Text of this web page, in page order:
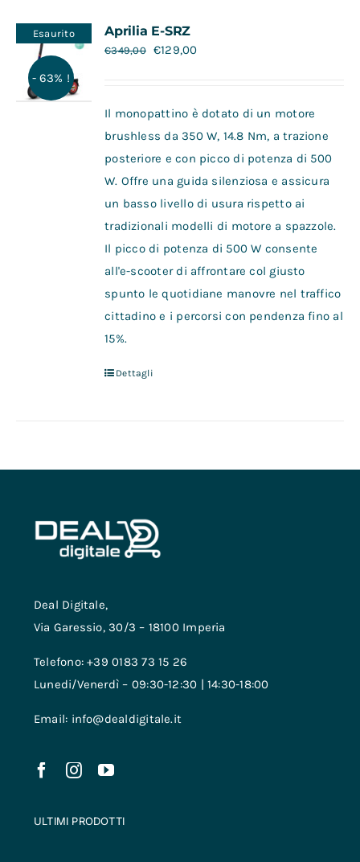
Contatti
Esaurito
- 63% !
Aprilia E-SRZ
€349,00 €129,00
Il monopattino è dotato di un motore
brushless da 350 W, 14.8 Nm, a trazione
posteriore e con picco di potenza di 500
W. Offre una guida silenziosa e assicura
un basso livello di usura rispetto ai
tradizionali modelli di motore a spazzole.
Il picco di potenza di 500 W consente
all'e-scooter di affrontare col giusto
spunto le quotidiane manovre nel traffico
cittadino e i percorsi con pendenza fino al
15%.
Dettagli
Deal Digitale,
Via Garessio, 30/3 – 18100 Imperia
Telefono: +39 0183 73 15 26
Lunedi/Venerdì – 09:30-12:30 | 14:30-18:00
Email: info@dealdigitale.it
ULTIMI PRODOTTI